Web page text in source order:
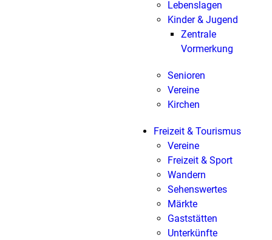
Lebenslagen
Kinder & Jugend
Zentrale
Vormerkung
Senioren
Vereine
Kirchen
Freizeit & Tourismus
Vereine
Freizeit & Sport
Wandern
Sehenswertes
Märkte
Gaststätten
Unterkünfte